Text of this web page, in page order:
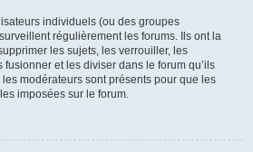
individuels (ou des groupes
régulièrement les forums. Ils ont la
les sujets, les verrouiller, les
et les diviser dans le forum qu’ils
modérateurs sont présents pour que les
imposées sur le forum.